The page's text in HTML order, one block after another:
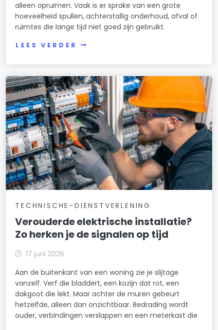
alleen opruimen. Vaak is er sprake van een grote
hoeveelheid spullen, achterstallig onderhoud, afval of
ruimtes die lange tijd niet goed zijn gebruikt.
LEES VERDER
TECHNISCHE-DIENSTVERLENING
Verouderde elektrische installatie?
Zo herken je de signalen op tijd
17 juni 2026
Aan de buitenkant van een woning zie je slijtage
vanzelf. Verf die bladdert, een kozijn dat rot, een
dakgoot die lekt. Maar achter de muren gebeurt
hetzelfde, alleen dan onzichtbaar. Bedrading wordt
ouder, verbindingen verslappen en een meterkast die